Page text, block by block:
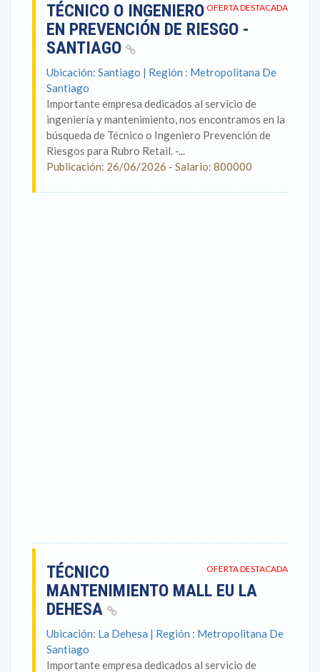
OFERTA DESTACADA
TÉCNICO O INGENIERO
EN PREVENCIÓN DE RIESGO -
SANTIAGO
Ubicación: Santiago | Región : Metropolitana De
Santiago
Importante empresa dedicados al servicio de
ingeniería y mantenimiento, nos encontramos en la
búsqueda de Técnico o Ingeniero Prevención de
Riesgos para Rubro Retail. -...
Publicación: 26/06/2026 - Salario: 800000
OFERTA DESTACADA
TÉCNICO
MANTENIMIENTO MALL EU LA
DEHESA
Ubicación: La Dehesa | Región : Metropolitana De
Santiago
Importante empresa dedicados al servicio de